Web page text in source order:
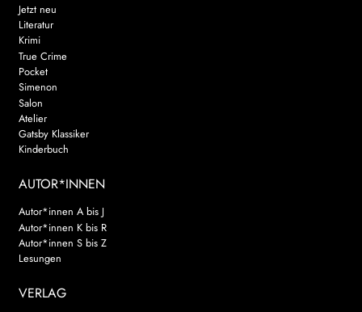
Jetzt neu
Literatur
Krimi
True Crime
Pocket
Simenon
Salon
Atelier
Gatsby Klassiker
Kinderbuch
AUTOR*INNEN
Autor*innen A bis J
Autor*innen K bis R
Autor*innen S bis Z
Lesungen
VERLAG